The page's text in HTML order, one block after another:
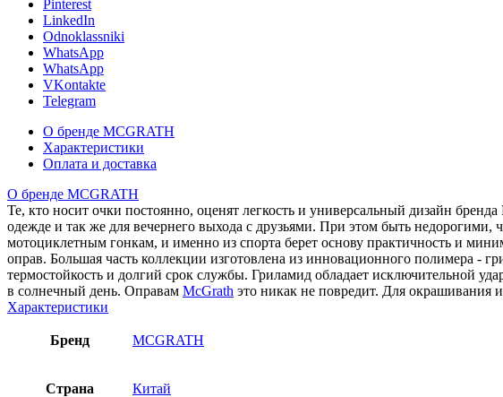
Pinterest
LinkedIn
Odnoklassniki
WhatsApp
WhatsApp
VKontakte
Telegram
О бренде MCGRATH
Характеристики
Оплата и доставка
О бренде MCGRATH
Те, кто носит очки постоянно, оценят легкость и универсальный дизайн
одежде и так же для вечернего выхода с друзьями. При этом быть недорогими,
мотоциклетным гонкам, и именно из спорта берет основу практичность и
оправ. Большая часть коллекции изготовлена из инновационного полимера
термостойкость и долгий срок службы. Гриламид обладает исключительной
в солнечный день. Оправам McGrath это никак не повредит. Для окрашивания
Характеристики
Бренд MCGRATH
Страна Китай